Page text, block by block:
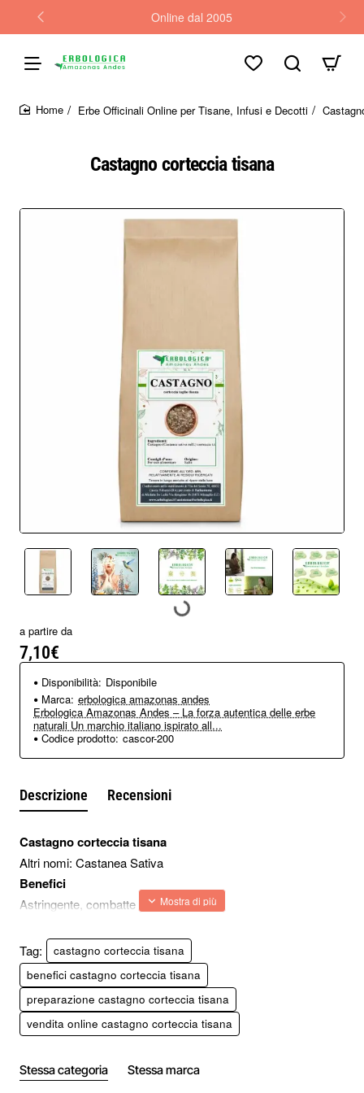
Online dal 2005
Castagno corteccia tisana
Erbe Officinali Online per Tisane, Infusi e Decotti
a partire da
7,10€
Disponibilità: Disponibile
Marca: erbologica amazonas andes
Erbologica Amazonas Andes – La forza autentica delle erbe
naturali Un marchio italiano ispirato all...
Codice prodotto: cascor-200
Descrizione Recensioni
Castagno corteccia tisana
Altri nomi: Castanea Sativa
Benefici
Astringente, combatte la dissenteria
Un cucchiaino in 200 ml di acqua bollente, lasciare infusione
per 5 minuti, bere massimo due tazze la giorno.
Uso esterno
Con il decotto utilizzando 6 grammi in 100 di acqua, sono
indicati per le pelli sensibili e delicate.
è un ottimo shampoo per riflessi dorati ai capelli biondi.
Tag:
castagno corteccia tisana
benefici castagno corteccia tisana
preparazione castagno corteccia tisana
vendita online castagno corteccia tisana
Stessa categoria Stessa marca